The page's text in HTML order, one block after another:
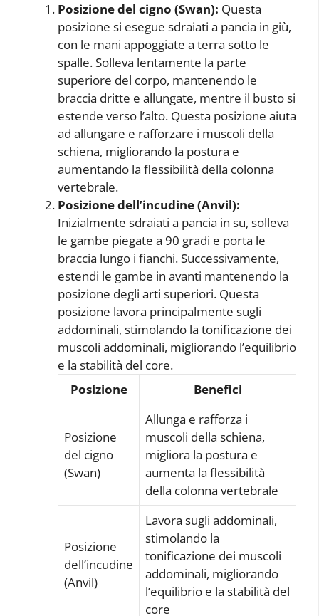
Posizione del cigno (Swan): Questa
posizione si esegue sdraiati a pancia in giù,
con le mani appoggiate a terra sotto le
spalle. Solleva lentamente la parte
superiore del corpo, mantenendo le
braccia dritte e allungate, mentre il busto si
estende verso l’alto. Questa posizione aiuta
ad allungare e rafforzare i muscoli della
schiena, migliorando la postura e
aumentando la flessibilità della colonna
vertebrale.
Posizione dell’incudine (Anvil):
Inizialmente sdraiati a pancia in su, solleva
le gambe piegate a 90 gradi e porta le
braccia lungo i fianchi. Successivamente,
estendi le gambe in avanti mantenendo la
posizione degli arti superiori. Questa
posizione lavora principalmente sugli
addominali, stimolando la tonificazione dei
muscoli addominali, migliorando l’equilibrio
e la stabilità del core.
Posizione
Benefici
Posizione
del cigno
(Swan)
Allunga e rafforza i
muscoli della schiena,
migliora la postura e
aumenta la flessibilità
della colonna vertebrale
Posizione
dell’incudine
(Anvil)
Lavora sugli addominali,
stimolando la
tonificazione dei muscoli
addominali, migliorando
l’equilibrio e la stabilità del
core